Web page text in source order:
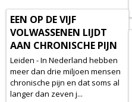
EEN OP DE VIJF
VOLWASSENEN LIJDT
AAN CHRONISCHE PIJN
Leiden - In Nederland hebben
meer dan drie miljoen mensen
chronische pijn en dat soms al
langer dan zeven j...